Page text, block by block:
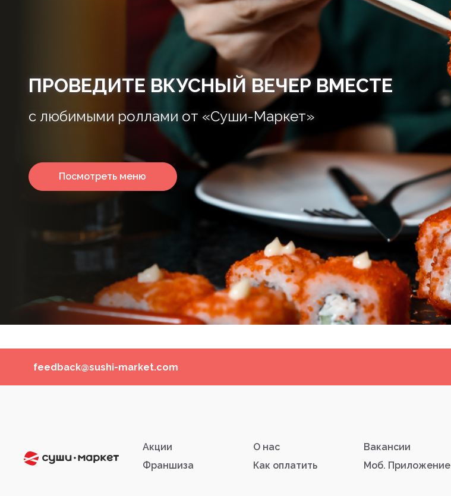
ПРОВЕДИТЕ ВКУСНЫЙ ВЕЧЕР ВМЕСТЕ
с любимыми роллами от «Суши-Маркет»
Посмотреть меню
feedback@sushi-market.com
Акции О нас Вакансии
Франшиза
Как оплатить Моб. Приложение